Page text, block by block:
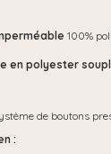
100%
en polyester
de boutons
: